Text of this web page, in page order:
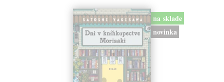
na sklade
novinka